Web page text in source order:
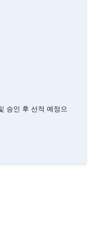
승인 후 선적 예정으